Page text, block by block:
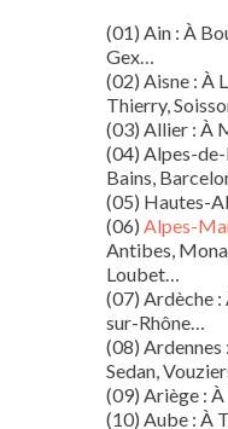
(01) Ain : À
Gex…
(02) Aisne : À
Thierry,
(03) Allier : À
(04) Alpes-
Bains,
(05) Hautes-
(06) Alpes-
Antibes,
Loubet…
(07) Ardèche :
sur-Rhône…
(08) Ardennes
Sedan,
(09) Ariège : À
(10) Aube : À